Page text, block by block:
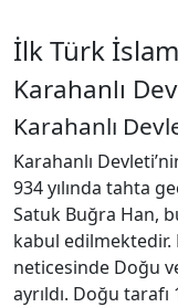
İlk Türk
Karahanlı
Karahanlı
Karahanlı
934 yılında tahta
Satuk Buğra Han,
kabul edilmektedir.
neticesinde Doğu
ayrıldı. Doğu tarafı